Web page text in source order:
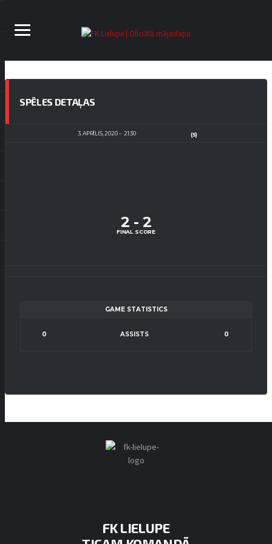
SPĒLES DETAĻAS
3. APRĪLIS, 2020 21:30 (5)
2 - 2
FINAL SCORE
GAME STATISTICS
0 ASSISTS 0
FK LIELUPE